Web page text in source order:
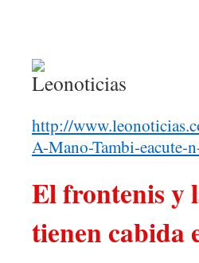
http://
A-Mano-Tambi-eacute-
El frontenis y
tienen cabida